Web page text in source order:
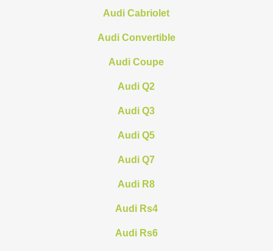
Audi Cabriolet
Audi Convertible
Audi Coupe
Audi Q2
Audi Q3
Audi Q5
Audi Q7
Audi R8
Audi Rs4
Audi Rs6